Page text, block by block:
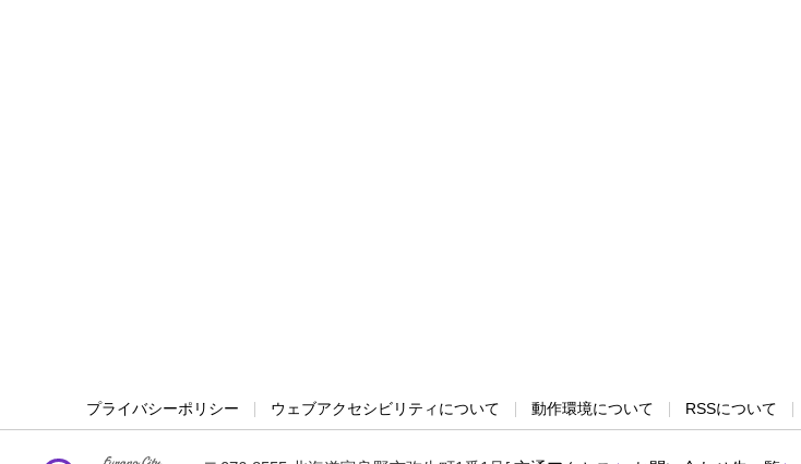
プライバシーポリシー ウェブアクセシビリティについて 動作環境について RSSについて